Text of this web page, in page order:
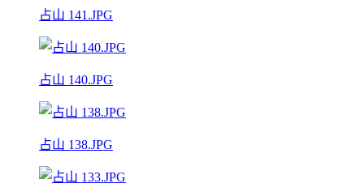
占山 141.JPG
占山 140.JPG
占山 138.JPG